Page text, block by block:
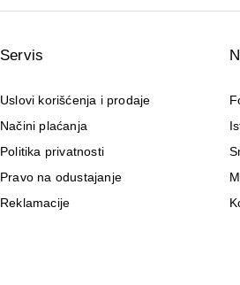
Servis
Uslovi korišćenja i prodaje
Načini plaćanja
Politika privatnosti
Pravo na odustajanje
Reklamacije